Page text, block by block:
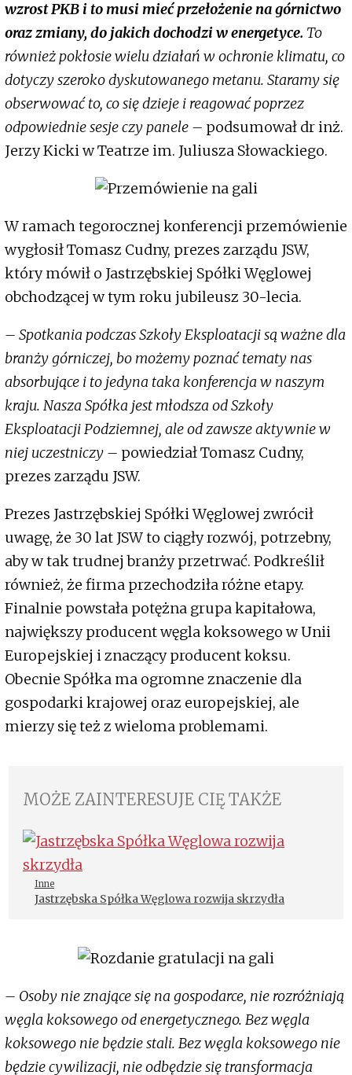
wzrost PKB i to musi mieć przełożenie na górnictwo
oraz zmiany, do jakich dochodzi w energetyce. To
również pokłosie wielu działań w ochronie klimatu, co
dotyczy szeroko dyskutowanego metanu. Staramy się
obserwować to, co się dzieje i reagować poprzez
odpowiednie sesje czy panele – podsumował dr inż.
Jerzy Kicki w Teatrze im. Juliusza Słowackiego.
W ramach tegorocznej konferencji przemówienie
wygłosił Tomasz Cudny, prezes zarządu JSW,
który mówił o Jastrzębskiej Spółki Węglowej
obchodzącej w tym roku jubileusz 30-lecia.
­– Spotkania podczas Szkoły Eksploatacji są ważne dla
branży górniczej, bo możemy poznać tematy nas
absorbujące i to jedyna taka konferencja w naszym
kraju. Nasza Spółka jest młodsza od Szkoły
Eksploatacji Podziemnej, ale od zawsze aktywnie w
niej uczestniczy – powiedział Tomasz Cudny,
prezes zarządu JSW.
Prezes Jastrzębskiej Spółki Węglowej zwrócił
uwagę, że 30 lat JSW to ciągły rozwój, potrzebny,
aby w tak trudnej branży przetrwać. Podkreślił
również, że firma przechodziła różne etapy.
Finalnie powstała potężna grupa kapitałowa,
największy producent węgla koksowego w Unii
Europejskiej i znaczący producent koksu.
Obecnie Spółka ma ogromne znaczenie dla
gospodarki krajowej oraz europejskiej, ale
mierzy się też z wieloma problemami.
MOŻE ZAINTERESUJE CIĘ TAKŻE
Inne
Jastrzębska Spółka Węglowa rozwija skrzydła
– Osoby nie znające się na gospodarce, nie rozróżniają
węgla koksowego od energetycznego. Bez węgla
koksowego nie będzie stali. Bez węgla koksowego nie
będzie cywilizacji, nie odbędzie się transformacja